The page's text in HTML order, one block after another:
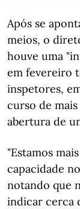
Após se
meios, o
houve uma
em fevereiro
inspetores,
curso de
abertura de
"Estamos
capacidade
notando que
indicar cerca